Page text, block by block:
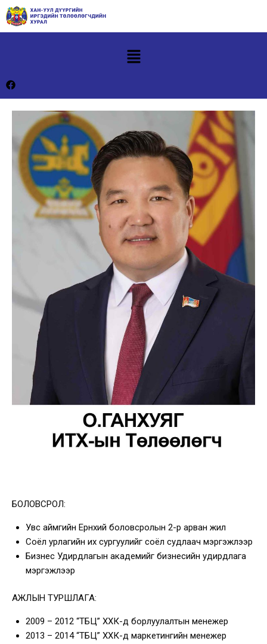
БОЛОВСРОЛ:
Увс аймгийн Ерөнхий боловсролын 2-р арван жил
Соёл урлагийн их сургуулийг соёл судлаач мэргэжлээр
Бизнес Удирдлагын академийг бизнесийн удирдлага
мэргэжлээр
АЖЛЫН ТУРШЛАГА:
2009 – 2012 “ТБЦ” ХХК-д борлуулалтын менежер
2013 – 2014 “ТБЦ” ХХК-д маркетингийн менежер